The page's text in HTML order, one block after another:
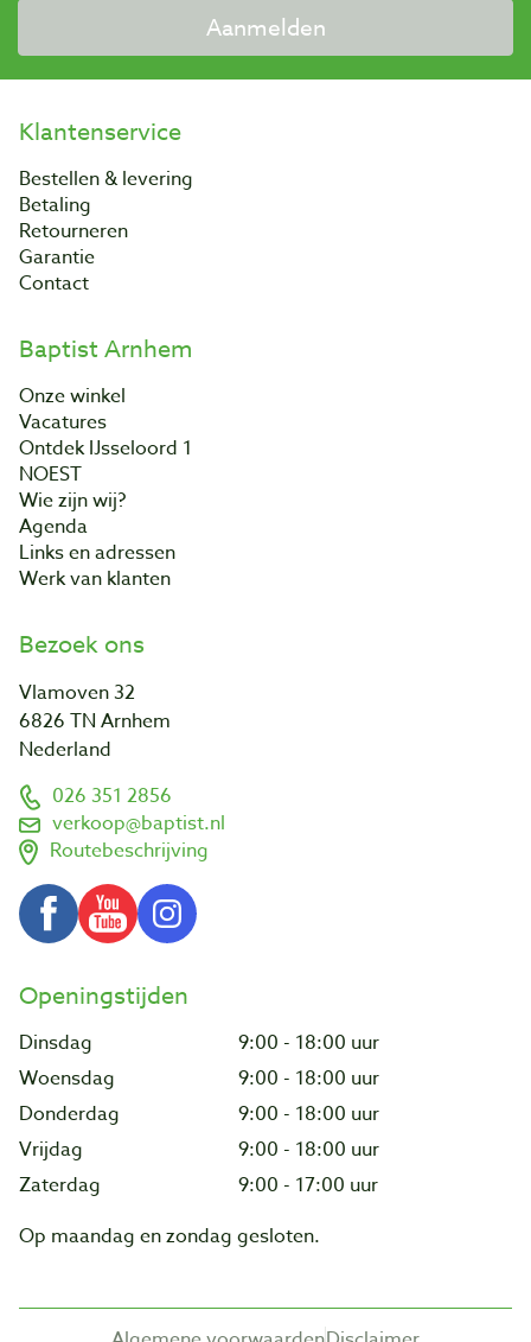
Aanmelden
Klantenservice
Bestellen & levering
Betaling
Retourneren
Garantie
Contact
Baptist Arnhem
Onze winkel
Vacatures
Ontdek IJsseloord 1
NOEST
Wie zijn wij?
Agenda
Links en adressen
Werk van klanten
Bezoek ons
Vlamoven 32
6826 TN Arnhem
Nederland
026 351 2856
verkoop@baptist.nl
Routebeschrijving
Openingstijden
Dinsdag
9:00 - 18:00 uur
Woensdag
9:00 - 18:00 uur
Donderdag
9:00 - 18:00 uur
Vrijdag
9:00 - 18:00 uur
Zaterdag
9:00 - 17:00 uur
Op maandag en zondag gesloten.